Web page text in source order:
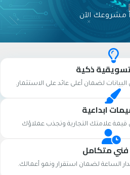
مشروعك الآن
ذكية
لضمان أعلى عائد على الاستثمار.
ابداعية
علامتك التجارية وتجذب عملاؤك
متكامل
الساعة لضمان استقرار ونمو أعمالك.